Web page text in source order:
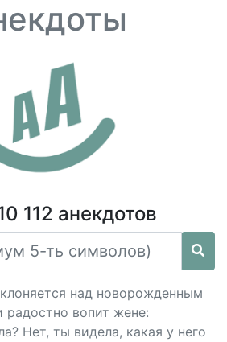
112 анекдотов
над новорожденным
вопит жене:
Нет, ты видела, какая у него